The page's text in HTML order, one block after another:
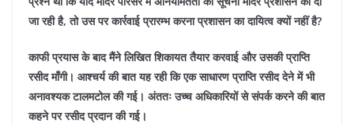
जा रही है, तो उस पर कार्रवाई प्रारम्भ करना प्रशासन का दायित्व क्यों नहीं है?
काफी प्रयास के बाद मैंने लिखित शिकायत तैयार करवाई और उसकी प्राप्ति
रसीद माँगी। आश्चर्य की बात यह रही कि एक साधारण प्राप्ति रसीद देने में भी
अनावश्यक टालमटोल की गई। अंततः उच्च अधिकारियों से संपर्क करने की बात
कहने पर रसीद प्रदान की गई।